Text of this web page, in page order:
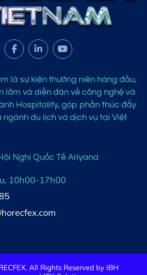
là sự kiện thường niên hàng đầu,
lãm và diễn đàn về công nghệ và
Hospitality, góp phần thúc đẩy
ngành du lịch và dịch vụ tại Việt
Nghị Quốc Tế Ariyana
10h00-17h00
All Rights Reserved by IBH